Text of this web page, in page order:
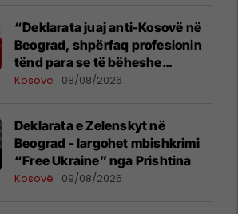
“Deklarata juaj anti-Kosovë në
Beograd, shpërfaq profesionin
tënd para se të bëheshe
president”, OVL e UÇK-së i
Kosovë 08/08/2026
Deklarata e Zelenskyt në
Beograd - largohet mbishkrimi
“Free Ukraine” nga Prishtina
Kosovë 09/08/2026